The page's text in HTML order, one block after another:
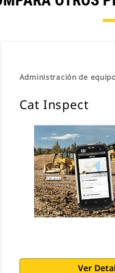
Administración de
Cat Inspect
Ver